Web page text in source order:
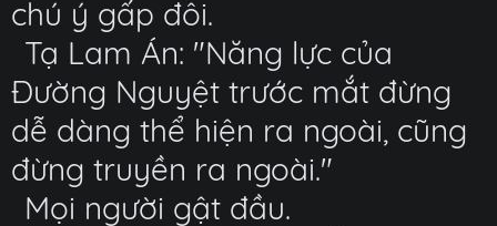
chú ý gấp đôi.
Tạ Lam Án: "Năng lực của
Đường Nguyệt trước mắt đừng
dễ dàng thể hiện ra ngoài, cũng
đừng truyền ra ngoài."
Mọi người gật đầu.